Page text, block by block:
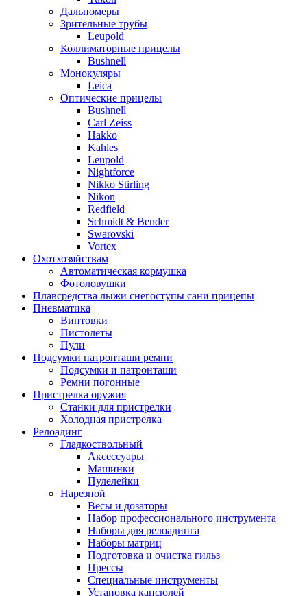
Дальномеры
Зрительные трубы
Leupold
Коллиматорные прицелы
Bushnell
Монокуляры
Leica
Оптические прицелы
Bushnell
Carl Zeiss
Hakko
Kahles
Leupold
Nightforce
Nikko Stirling
Nikon
Redfield
Schmidt & Bender
Swarovski
Vortex
Охотхозяйствам
Автоматическая кормушка
Фотоловушки
Плавсредства лыжи снегоступы сани прицепы
Пневматика
Винтовки
Пистолеты
Пули
Подсумки патронташи ремни
Подсумки и патронташи
Ремни погонные
Пристрелка оружия
Станки для пристрелки
Холодная пристрелка
Релоадинг
Гладкоствольный
Аксессуары
Машинки
Пулелейки
Нарезной
Весы и дозаторы
Набор профессионального инструмента
Наборы для релоадинга
Наборы матриц
Подготовка и очистка гильз
Прессы
Специальные инструменты
Установка капсюлей